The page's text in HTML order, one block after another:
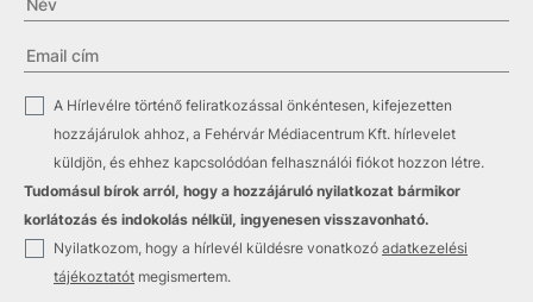
A Hírlevélre történő feliratkozással önkéntesen, kifejezetten
hozzájárulok ahhoz, a Fehérvár Médiacentrum Kft. hírlevelet
küldjön, és ehhez kapcsolódóan felhasználói fiókot hozzon létre.
Tudomásul bírok arról, hogy a hozzájáruló nyilatkozat bármikor
korlátozás és indokolás nélkül, ingyenesen visszavonható.
Nyilatkozom, hogy a hírlevél küldésre vonatkozó adatkezelési
tájékoztatót megismertem.